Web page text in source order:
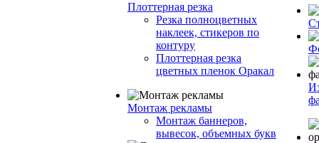
Плоттерная резка
Резка полноцветных
наклеек, стикеров по
контуру
Плоттерная резка
цветных пленок Оракал
Монтаж рекламы
Монтаж баннеров,
вывесок, объемных букв